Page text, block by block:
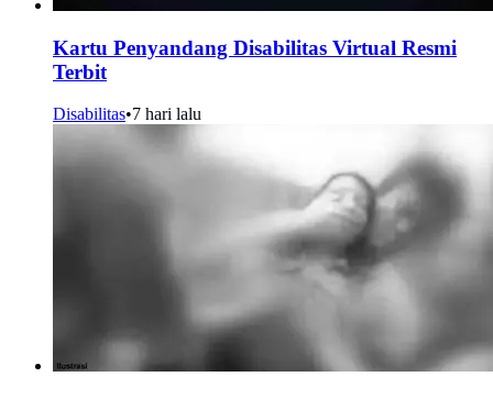
Kartu Penyandang Disabilitas Virtual Resmi
Terbit
Disabilitas•7 hari lalu